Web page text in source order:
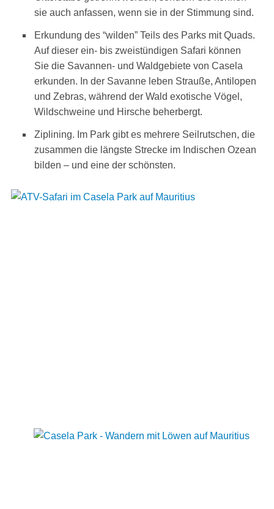
sie auch anfassen, wenn sie in der Stimmung sind.
Erkundung des “wilden” Teils des Parks mit Quads.
Auf dieser ein- bis zweistündigen Safari können
Sie die Savannen- und Waldgebiete von Casela
erkunden. In der Savanne leben Strauße, Antilopen
und Zebras, während der Wald exotische Vögel,
Wildschweine und Hirsche beherbergt.
Ziplining. Im Park gibt es mehrere Seilrutschen, die
zusammen die längste Strecke im Indischen Ozean
bilden – und eine der schönsten.